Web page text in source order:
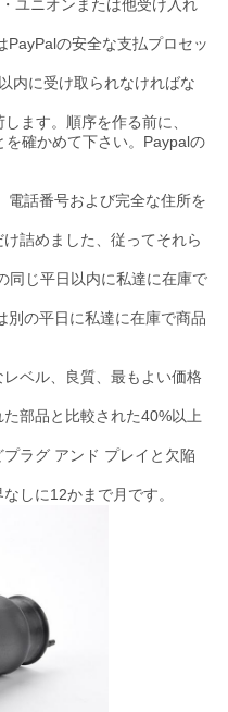
ユニオンまたは他受け入れ
の安全な支払プロセッ
内に受け取られなければな
ます。順序を作る前に、
確かめて下さい。Paypalの
電話番号および完全な住所を
詰めました、従ってそれら
同じ平日以内に私達に在庫で
別の平日に私達に在庫で商品
ベル、良質、最もよい価格
部品と比較された40%以上
ラグ アンド プレイと欠陥
しに12かまで月です。